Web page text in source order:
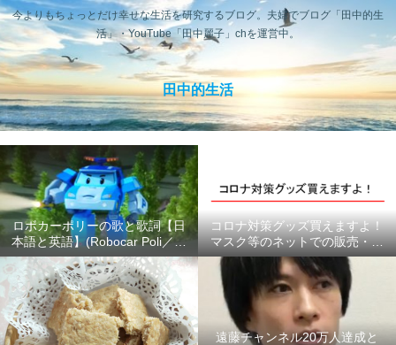
今よりもちょっとだけ幸せな生活を研究するブログ。夫婦でブログ「田中的生
活」・YouTube「田中麗子」chを運営中。
田中的生活
ロボカーポリーの歌と歌詞【日
本語と英語】(Robocar Poli／ロ
ボカーポリス)
コロナ対策グッズ買えますよ！
マスク等のネットでの販売・供
給状況のまとめ #ここにあるよ
ー
遠藤チャンネル20万人達成と